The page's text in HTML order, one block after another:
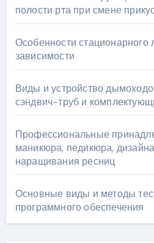
полости рта при смене
Особенности стационарного
зависимости
Виды и устройство
сэндвич-труб и
Профессиональные
маникюра, педикюра,
наращивания ресниц
Основные виды и методы
программного обеспечения